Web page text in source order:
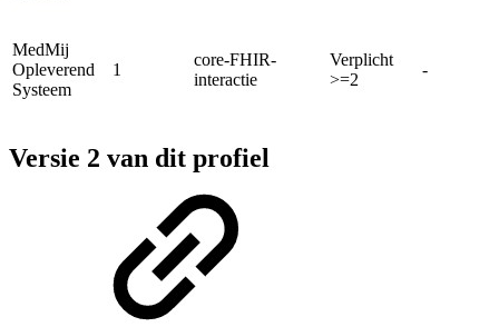
MedMij
Opleverend
Systeem
1
core-FHIR-
interactie
Verplicht
>=2
-
Versie 2 van dit profiel